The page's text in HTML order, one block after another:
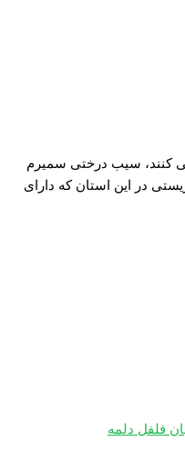
کنند، سیب درختی سمیرم
در این استان که دارای
فلفل دلمه